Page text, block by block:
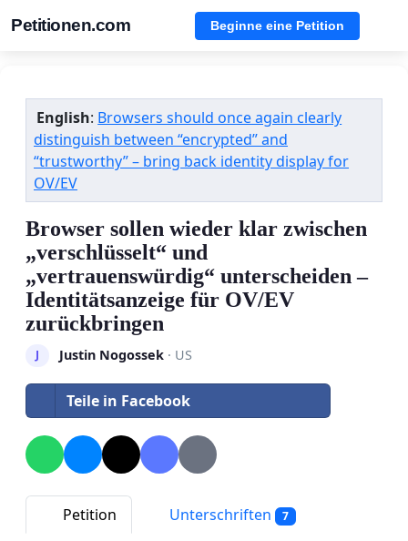
Petitionen.com Beginne eine Petition
English: Browsers should once again clearly
distinguish between “encrypted” and
“trustworthy” – bring back identity display for
OV/EV
Browser sollen wieder klar zwischen
„verschlüsselt“ und
„vertrauenswürdig“ unterscheiden –
Identitätsanzeige für OV/EV
zurückbringen
J Justin Nogossek· US
Teile in Facebook
Petition Unterschriften 7